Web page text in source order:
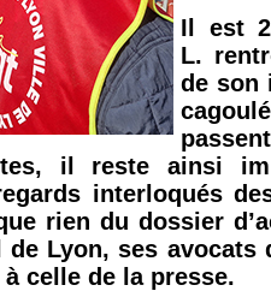
Il est
L.
de son
il reste ainsi
interloqués
rien du dossier
Lyon, ses avocats
celle de la presse.